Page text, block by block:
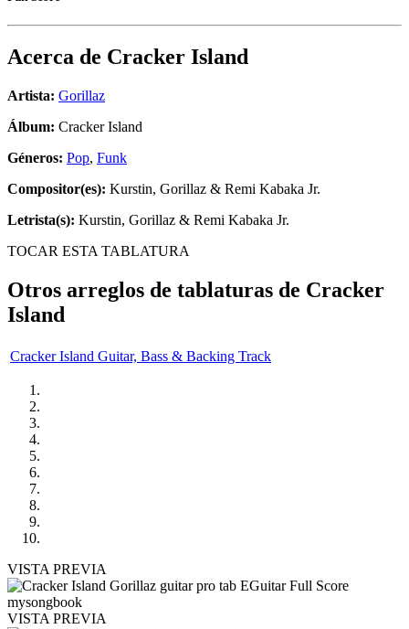
Acerca de Cracker Island
Artista: Gorillaz
Álbum: Cracker Island
Géneros: Pop, Funk
Compositor(es): Kurstin, Gorillaz & Remi Kabaka Jr.
Letrista(s): Kurstin, Gorillaz & Remi Kabaka Jr.
TOCAR ESTA TABLATURA
Otros arreglos de tablaturas de Cracker
Island
Cracker Island Guitar, Bass & Backing Track
VISTA PREVIA
VISTA PREVIA